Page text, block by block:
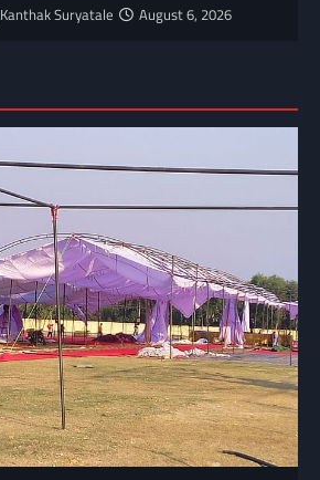
Kanthak Suryatale August 6, 2026